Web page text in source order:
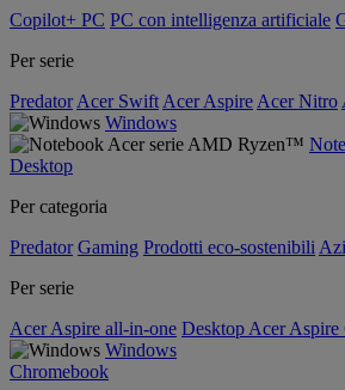
Copilot+ PC PC con intelligenza artificiale
Per serie
Predator Acer Swift Acer Aspire Acer Nitro
Windows
Desktop
Per categoria
Predator Gaming Prodotti eco-sostenibili
Per serie
Acer Aspire all-in-one Desktop Acer Aspire
Windows
Chromebook